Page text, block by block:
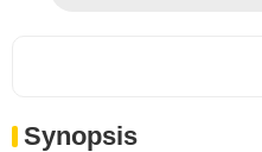
Synopsis